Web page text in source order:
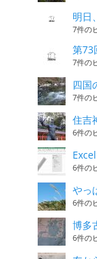
明日
7件の
第73
7件の
四国
7件の
住吉
6件の
6件の
やっ
6件の
博多
6件の